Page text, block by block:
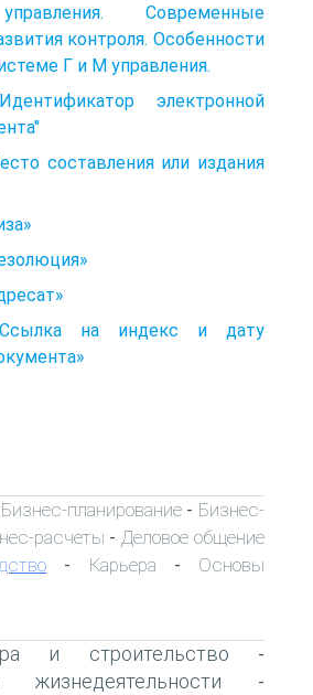
Современные
контроля. Особенности
Г и М управления.
электронной
составления или издания
на индекс и дату
Бизнес-планирование- Бизнес-
расчеты - Деловое общение
- Карьера - Основы
и строительство -
жизнедеятельности -